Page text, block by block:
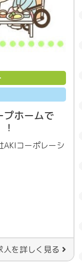
プホームで
AKIコーポレーシ
人を詳しく見る